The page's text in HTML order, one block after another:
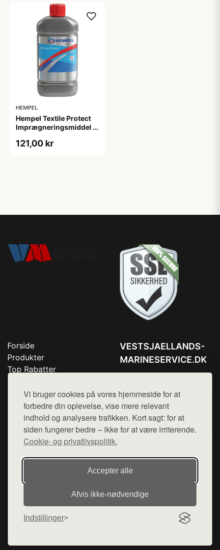
Vi bruger cookies på vores hjemmeside for at
forbedre din oplevelse, vise mere relevant
indhold og analysere trafikken. Kort sagt: for at
siden fungerer bedre – ikke for at være irriterende.
Cookie- og privatlivspolitik.
Accepter alle
Afvis ikke‑nødvendige
Indstillinger
HEMPEL
Hempel Textile Protect
Imprægneringsmiddel til
121,00 kr
Forside
Produkter
Top Rabatter
Kontakt
VESTSJAELLANDS-
MARINESERVICE.DK
Mail:hej@want.dk
Cookie- og privatlivspolitik
Denne side er en del af want.dk, der udgiver en række
hjemmesider med præsentation af forskellige produkter fra
diverse webshops. Der sælges ikke varer fra denne side - vi
henviser til de shops, som sælger varen. Vi har heller ikke
varerne på lager.
© 2026 vestsjaellands-marineservice.dk. Alle rettigheder